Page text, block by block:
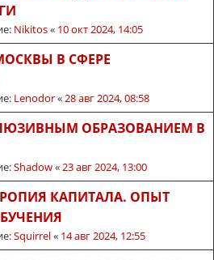
Nikitos« 10 окт 2024, 14:05
В СФЕРЕ
Lenodor« 28 авг 2024, 08:58
ОБРАЗОВАНИЕМ В
Shadow« 23 авг 2024, 13:00
КАПИТАЛА. ОПЫТ
Squirrel« 14 авг 2024, 12:55